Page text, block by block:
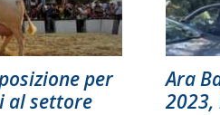
per
al settore
Ara